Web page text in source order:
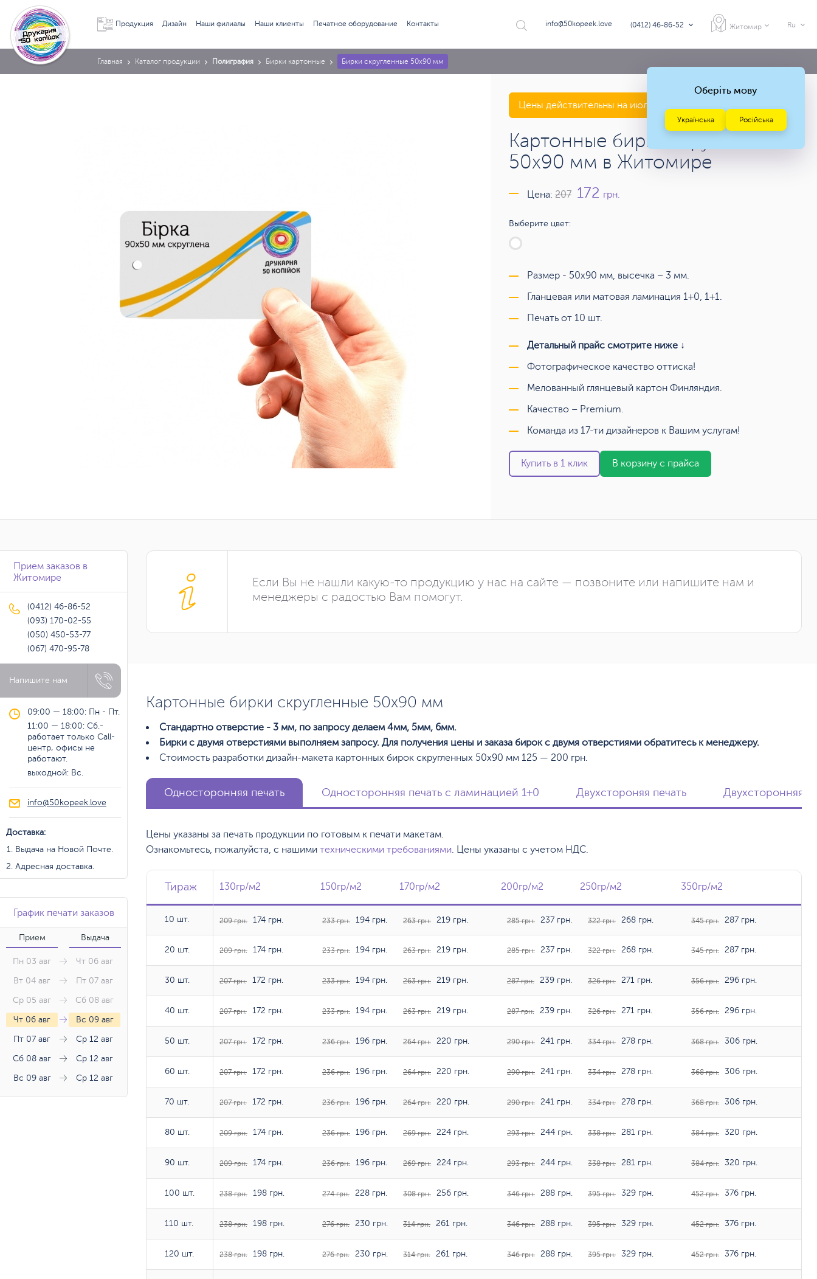
Продукция Дизайн Наши филиалы Наши клиенты Печатное оборудование Контакты info@50kopeek.love (0412) 46-86-52 Житомир Ru
Главная Каталог продукции Полиграфия Бирки картонные Бирки скругленные 50х90 мм
Цены действительны на июль — август 2026 года
Картонные бирки скругленные
50х90 мм в Житомире
Цена: 207 172 грн.
Выберите цвет:
Размер - 50х90 мм, высечка – 3 мм.
Гланцевая или матовая ламинация 1+0, 1+1.
Печать от 10 шт.
Детальный прайс смотрите ниже ↓
Фотографическое качество оттиска!
Мелованный глянцевый картон Финляндия.
Качество – Premium.
Команда из 17-ти дизайнеров к Вашим услугам!
Купить в 1 клик В корзину с прайса
Если Вы не нашли какую-то продукцию у нас на сайте — позвоните или напишите нам и
менеджеры с радостью Вам помогут.
Картонные бирки скругленные 50х90 мм
Стандартно отверстие - 3 мм, по запросу делаем 4мм, 5мм, 6мм.
Бирки с двумя отверстиями выполняем запросу. Для получения цены и заказа бирок с двумя отверстиями обратитесь к менеджеру.
Стоимость разработки дизайн-макета картонных бирок скругленных 50х90 мм 125 — 200 грн.
Односторонняя печать Односторонняя печать с ламинацией 1+0 Двухстороняя печать Двухсторонняя
Цены указаны за печать продукции по готовым к печати макетам.
Ознакомьтесь, пожалуйста, с нашими техническими требованиями. Цены указаны с учетом НДС.
Тираж
10 шт.
20 шт.
30 шт.
40 шт.
50 шт.
60 шт.
70 шт.
80 шт.
90 шт.
100 шт.
110 шт.
120 шт.
Тираж 130гр/м2 150гр/м2 170гр/м2 200гр/м2 250гр/м2 350гр/м2
Тираж 130гр/м2 150гр/м2 170гр/м2 200гр/м2 250гр/м2 350гр/м2
10 шт. 209 грн. 174 грн. 233 грн. 194 грн. 263 грн. 219 грн. 285 грн. 237 грн. 322 грн. 268 грн. 345 грн. 287 грн.
20 шт. 209 грн. 174 грн. 233 грн. 194 грн. 263 грн. 219 грн. 285 грн. 237 грн. 322 грн. 268 грн. 345 грн. 287 грн.
30 шт. 207 грн. 172 грн. 233 грн. 194 грн. 263 грн. 219 грн. 287 грн. 239 грн. 326 грн. 271 грн. 356 грн. 296 грн.
40 шт. 207 грн. 172 грн. 233 грн. 194 грн. 263 грн. 219 грн. 287 грн. 239 грн. 326 грн. 271 грн. 356 грн. 296 грн.
50 шт. 207 грн. 172 грн. 236 грн. 196 грн. 264 грн. 220 грн. 290 грн. 241 грн. 334 грн. 278 грн. 368 грн. 306 грн.
60 шт. 207 грн. 172 грн. 236 грн. 196 грн. 264 грн. 220 грн. 290 грн. 241 грн. 334 грн. 278 грн. 368 грн. 306 грн.
70 шт. 207 грн. 172 грн. 236 грн. 196 грн. 264 грн. 220 грн. 290 грн. 241 грн. 334 грн. 278 грн. 368 грн. 306 грн.
80 шт. 209 грн. 174 грн. 236 грн. 196 грн. 269 грн. 224 грн. 293 грн. 244 грн. 338 грн. 281 грн. 384 грн. 320 грн.
90 шт. 209 грн. 174 грн. 236 грн. 196 грн. 269 грн. 224 грн. 293 грн. 244 грн. 338 грн. 281 грн. 384 грн. 320 грн.
100 шт. 238 грн. 198 грн. 274 грн. 228 грн. 308 грн. 256 грн. 346 грн. 288 грн. 395 грн. 329 грн. 452 грн. 376 грн.
110 шт. 238 грн. 198 грн. 276 грн. 230 грн. 314 грн. 261 грн. 346 грн. 288 грн. 395 грн. 329 грн. 452 грн. 376 грн.
120 шт. 238 грн. 198 грн. 276 грн. 230 грн. 314 грн. 261 грн. 346 грн. 288 грн. 395 грн. 329 грн. 452 грн. 376 грн.
Прием заказов в
Житомире
(0412) 46-86-52
(093) 170-02-55
(050) 450-53-77
(067) 470-95-78
Напишите нам
09:00 — 18:00: Пн - Пт.
11:00 — 18:00: Сб.-
работает только Call-
центр, офисы не
работают.
выходной: Вс.
info@50kopeek.love
Доставка:
Выдача на Новой Почте.
Адресная доставка.
График печати заказов
Прием Выдача
Пн 03 авг Чт 06 авг
Вт 04 авг Пт 07 авг
Ср 05 авг Сб 08 авг
Чт 06 авг Вс 09 авг
Пт 07 авг Ср 12 авг
Сб 08 авг Ср 12 авг
Вс 09 авг Ср 12 авг
Оберіть мову
Українська Російська